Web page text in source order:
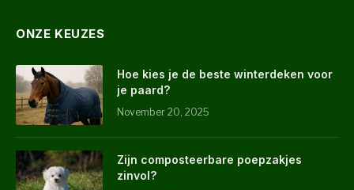
ONZE KEUZES
Hoe kies je de beste winterdeken voor
je paard?
November 20, 2025
Zijn composteerbare poepzakjes
zinvol?